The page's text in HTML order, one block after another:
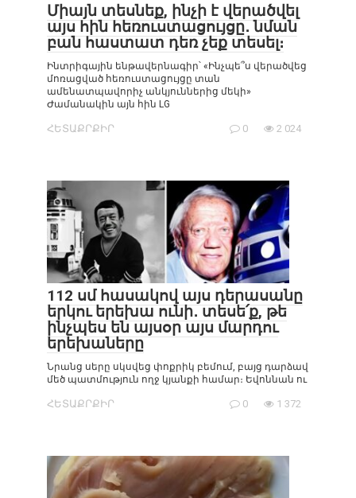
Միայն տեսնեք, ինչի է վերածվել
այս հին հեռուստացույցը․ նման
բան հաստատ դեռ չեք տեսել։
Ինտրիգային ենթավերնագիր՝ «Ինչպե՞ս վերածվեց
մոռացված հեռուստացույցը տան
ամենատպավորիչ անկյուններից մեկի»
Ժամանակին այն հին LG
ՀԵՏԱՔՐՔԻՐ 0 2 024
112 սմ հասակով այս դերասանը
երկու երեխա ունի․ տեսե՛ք, թե
ինչպես են այսօր այս մարդու
երեխաները
Նրանց սերը սկսվեց փոքրիկ բեմում, բայց դարձավ
մեծ պատմություն ողջ կյանքի համար։ Եվոննան ու
ՀԵՏԱՔՐՔԻՐ 0 1 372